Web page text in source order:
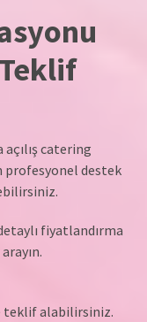
catering
profesyonel destek
fiyatlandırma
teklif alabilirsiniz.